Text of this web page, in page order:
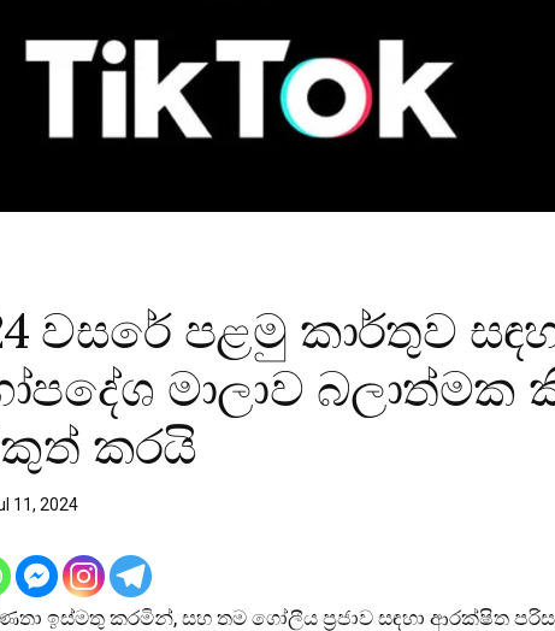
වසරේ පළමු කාර්තුව
මාලාව බලාත්මක
කරයි
11, 2024
ඉස්මතු කරමින්, සහ තම ගෝලීය ප්‍රජාව සඳහා ආරක්ෂිත